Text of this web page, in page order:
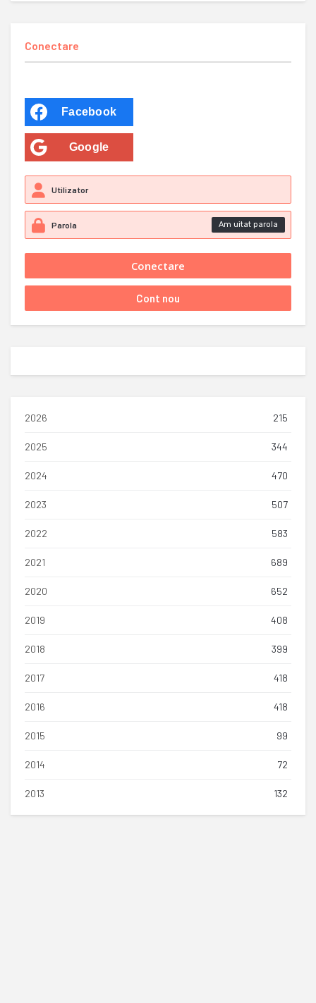
Conectare
Facebook
Google
Am uitat parola
2026 215
2025 344
2024 470
2023 507
2022 583
2021 689
2020 652
2019 408
2018 399
2017 418
2016 418
2015 99
2014 72
2013 132